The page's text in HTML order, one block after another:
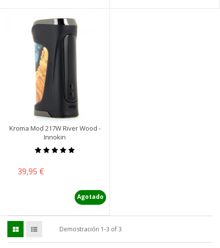
Kroma Mod 217W River Wood -
Innokin
Precio
39,95 €
Agotado
Demostración 1-3 of 3